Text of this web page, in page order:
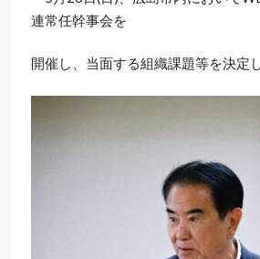
連常任幹事会を
開催し、当面する組織課題等を決定